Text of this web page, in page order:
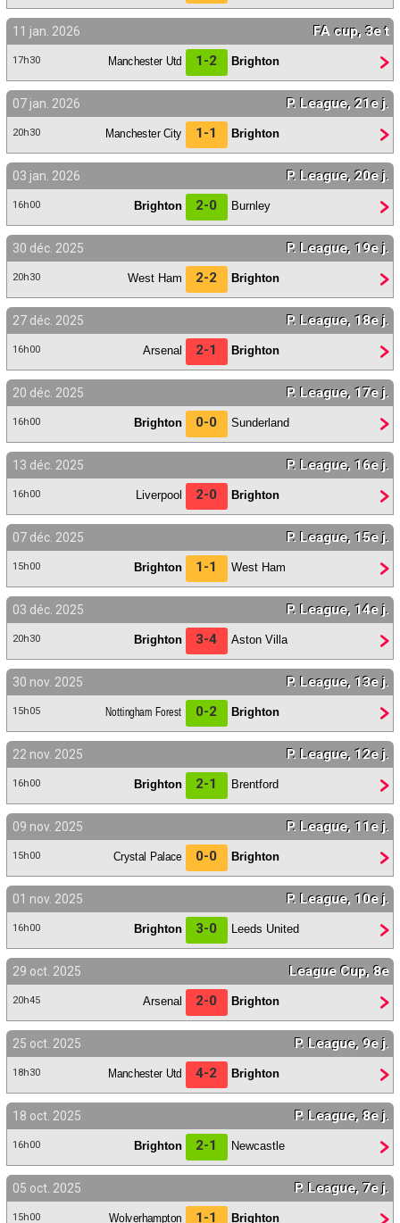
11 jan. 2026 FA cup, 3e t
17h30 Manchester Utd 1-2 Brighton
07 jan. 2026 P. League, 21e j.
20h30 Manchester City 1-1 Brighton
03 jan. 2026 P. League, 20e j.
16h00 Brighton 2-0 Burnley
30 déc. 2025 P. League, 19e j.
20h30 West Ham 2-2 Brighton
27 déc. 2025 P. League, 18e j.
16h00 Arsenal 2-1 Brighton
20 déc. 2025 P. League, 17e j.
16h00 Brighton 0-0 Sunderland
13 déc. 2025 P. League, 16e j.
16h00 Liverpool 2-0 Brighton
07 déc. 2025 P. League, 15e j.
15h00 Brighton 1-1 West Ham
03 déc. 2025 P. League, 14e j.
20h30 Brighton 3-4 Aston Villa
30 nov. 2025 P. League, 13e j.
15h05 Nottingham Forest 0-2 Brighton
22 nov. 2025 P. League, 12e j.
16h00 Brighton 2-1 Brentford
09 nov. 2025 P. League, 11e j.
15h00 Crystal Palace 0-0 Brighton
01 nov. 2025 P. League, 10e j.
16h00 Brighton 3-0 Leeds United
29 oct. 2025 League Cup, 8e
20h45 Arsenal 2-0 Brighton
25 oct. 2025 P. League, 9e j.
18h30 Manchester Utd 4-2 Brighton
18 oct. 2025 P. League, 8e j.
16h00 Brighton 2-1 Newcastle
05 oct. 2025 P. League, 7e j.
15h00 Wolverhampton 1-1 Brighton